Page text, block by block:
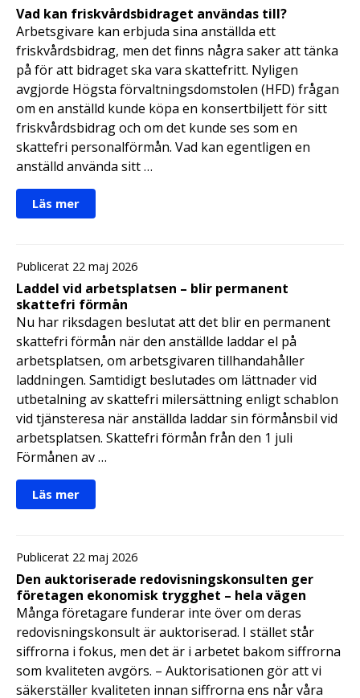
Vad kan friskvårdsbidraget användas till?
Arbetsgivare kan erbjuda sina anställda ett
friskvårdsbidrag, men det finns några saker att tänka
på för att bidraget ska vara skattefritt. Nyligen
avgjorde Högsta förvaltningsdomstolen (HFD) frågan
om en anställd kunde köpa en konsertbiljett för sitt
friskvårdsbidrag och om det kunde ses som en
skattefri personalförmån. Vad kan egentligen en
anställd använda sitt …
Läs mer
Publicerat 22 maj 2026
Laddel vid arbetsplatsen – blir permanent
skattefri förmån
Nu har riksdagen beslutat att det blir en permanent
skattefri förmån när den anställde laddar el på
arbetsplatsen, om arbetsgivaren tillhandahåller
laddningen. Samtidigt beslutades om lättnader vid
utbetalning av skattefri milersättning enligt schablon
vid tjänsteresa när anställda laddar sin förmånsbil vid
arbetsplatsen. Skattefri förmån från den 1 juli
Förmånen av …
Läs mer
Publicerat 22 maj 2026
Den auktoriserade redovisningskonsulten ger
företagen ekonomisk trygghet – hela vägen
Många företagare funderar inte över om deras
redovisningskonsult är auktoriserad. I stället står
siffrorna i fokus, men det är i arbetet bakom siffrorna
som kvaliteten avgörs. – Auktorisationen gör att vi
säkerställer kvaliteten innan siffrorna ens når våra